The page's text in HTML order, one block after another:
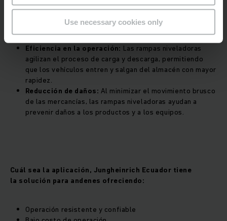
Use necessary cookies only
Puente de acceso seguro:Las rampas niveladoras
carga, creando un puente de acceso seguro y sin
obstáculos.
Eficiencia en la operación: Las rampas niveladoras
agilizan el proceso de carga y descarga, permitiendo
que los vehículos entren y salgan del almacén con mayor
rapidez.
Reducción de daños: Al minimizar el movimiento brusco
de las mercancías, las rampas niveladoras ayudan a
prevenir daños a los productos y a los equipos.
Cuál sea la aplicación, Jungheinrich Ecuador tiene
la solución para andenes ofreciendo:
Operación resistente y confiable